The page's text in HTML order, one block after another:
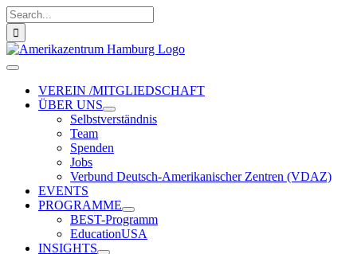
Zum
Inhalt
springen
Suche
nach:
Toggle
NavigationVEREIN /MITGLIEDSCHAFT
ÜBER UNS
Selbstverständnis
Team
Spenden
Jobs
Verbund Deutsch-Amerikanischer Zentren (VDAZ)
EVENTS
PROGRAMME
BEST-Programm
EducationUSA
INSIGHTS